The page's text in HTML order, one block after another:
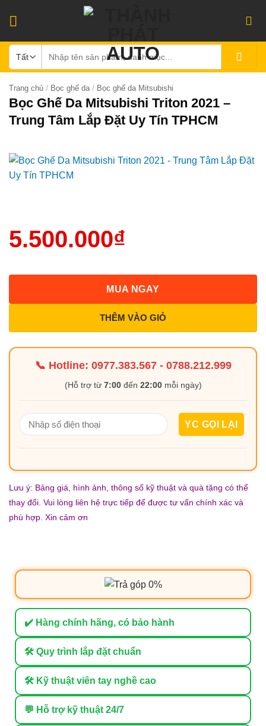
kiếm:
Trang chủ / Bọc ghế da / Bọc ghế da Mitsubishi
Bọc Ghế Da Mitsubishi Triton 2021 –
Trung Tâm Lắp Đặt Uy Tín TPHCM
5.500.000₫
THÊM VÀO GIỎ
MUA NGAY
📞 Hotline: 0977.383.567- 0788.212.999
(Hỗ trợ từ 7:00đến 22:00mỗi ngày)
Lưu ý: Bảng giá, hình ảnh, thông số kỹ thuật và quà tặng có thể
thay đổi. Vui lòng liên hệ trực tiếp để được tư vấn chính xác và
phù hợp. Xin cảm ơn
✔️ Hàng chính hãng, có bảo hành
🛠 Quy trình lắp đặt chuẩn
🛠 Kỹ thuật viên tay nghề cao
💬 Hỗ trợ kỹ thuật 24/7